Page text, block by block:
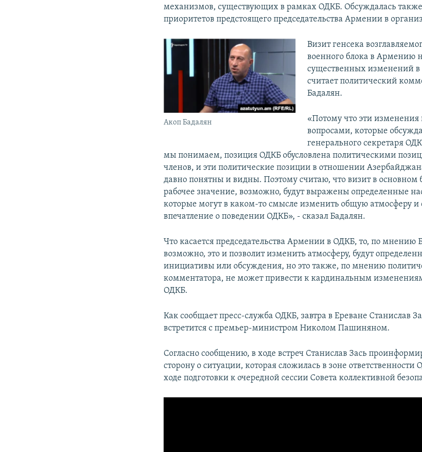
механизмов, существующих в рамках ОДКБ. Обсуждалась также
приоритетов предстоящего председательства Армении в
Акоп Бадалян
Визит генсека
военного блока в Армению
существенных изменений
считает политический
Бадалян.
«Потому что эти изменения
вопросами, которые
генерального секретаря
мы понимаем, позиция ОДКБ обусловлена политическими
членов, и эти политические позиции в отношении
давно понятны и видны. Поэтому считаю, что визит в основном
рабочее значение, возможно, будут выражены определенные
которые могут в каком-то смысле изменить общую атмосферу и
впечатление о поведении ОДКБ», - сказал Бадалян.
Что касается председательства Армении в ОДКБ, то, по мнению
возможно, это и позволит изменить атмосферу, будут
инициативы или обсуждения, но это также, по мнению
комментатора, не может привести к кардинальным
ОДКБ.
Как сообщает пресс-служба ОДКБ, завтра в Ереване Станислав
встретится с премьер-министром Николом Пашиняном.
Согласно сообщению, в ходе встреч Станислав Зась
сторону о ситуации, которая сложилась в зоне ответственности
ходе подготовки к очередной сессии Совета коллективной